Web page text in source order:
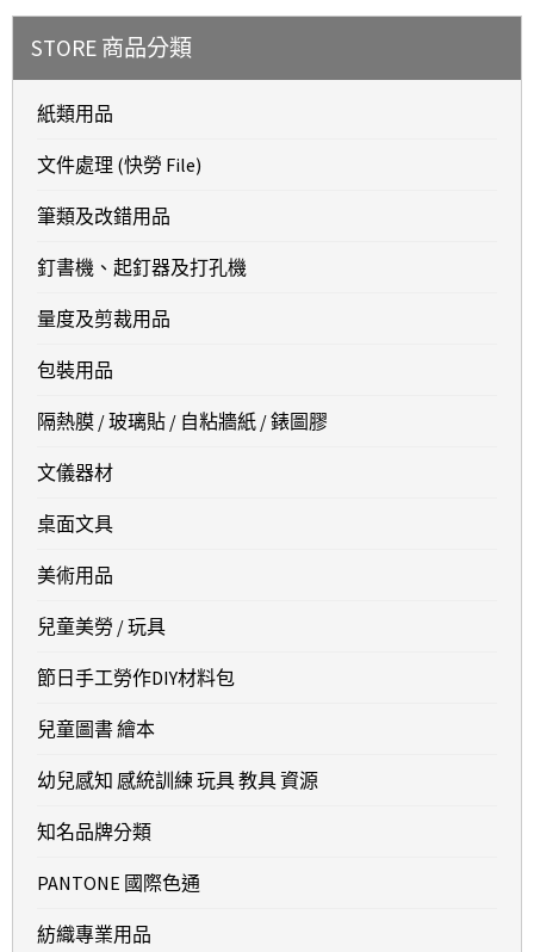
STORE 商品分類
紙類用品
文件處理 (快勞 File)
筆類及改錯用品
釘書機、起釘器及打孔機
量度及剪裁用品
包裝用品
隔熱膜 / 玻璃貼 / 自粘牆紙 / 錶圖膠
文儀器材
桌面文具
美術用品
兒童美勞 / 玩具
節日手工勞作DIY材料包
兒童圖書 繪本
幼兒感知 感統訓練 玩具 教具 資源
知名品牌分類
PANTONE 國際色通
紡織專業用品